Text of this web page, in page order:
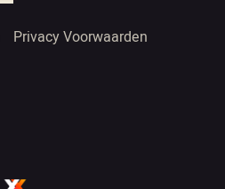
Privacy Voorwaarden